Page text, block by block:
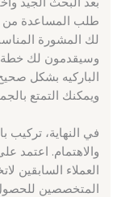
طلب المساعدة من
لك المشورة
وسيقدمون لك خطة
الباركيه بشكل
ويمكنك التمتع
في النهاية، تركيب
والاهتمام. اعتمد
العملاء السابقين
المتخصصين